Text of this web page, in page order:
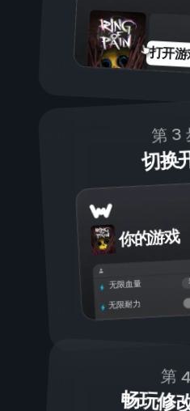
打开
第 3
切换
你的游戏
无限血量
无限耐力
第
畅玩修